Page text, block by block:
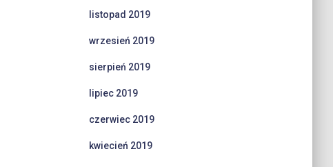
listopad 2019
wrzesień 2019
sierpień 2019
lipiec 2019
czerwiec 2019
kwiecień 2019